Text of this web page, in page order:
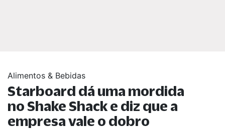
Alimentos & Bebidas
Starboard dá uma mordida
no Shake Shack e diz que a
empresa vale o dobro